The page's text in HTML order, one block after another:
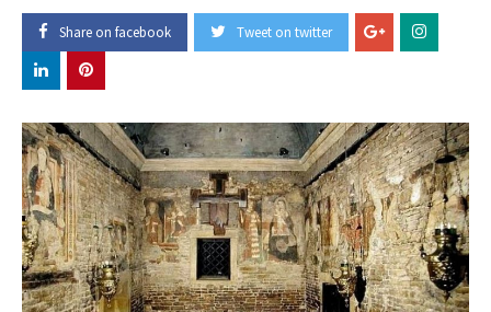
Share on facebook Tweet on twitter